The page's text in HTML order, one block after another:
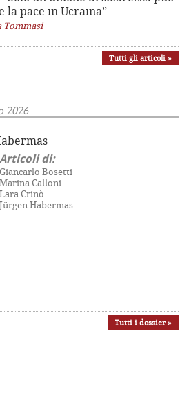
la pace in Ucraina”
Tommasi
Tutti gli articoli »
2026
Articoli di:
Giancarlo Bosetti
Marina Calloni
Lara Crinò
Jürgen Habermas
Tutti i dossier »